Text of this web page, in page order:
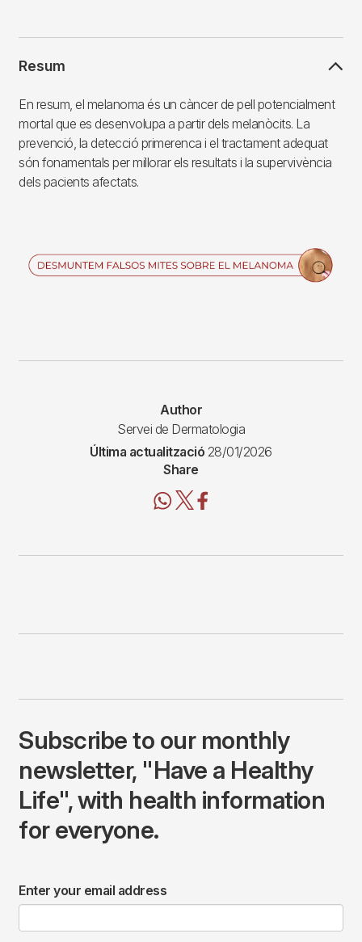
Resum
En resum, el melanoma és un càncer de pell potencialment
mortal que es desenvolupa a partir dels melanòcits. La
prevenció, la detecció primerenca i el tractament adequat
són fonamentals per millorar els resultats i la supervivència
dels pacients afectats.
Imagen
Author
Servei de Dermatologia
Última actualització 28/01/2026
Share
Subscribe to our monthly
newsletter, "Have a Healthy
Life", with health information
for everyone.
Enter your email address